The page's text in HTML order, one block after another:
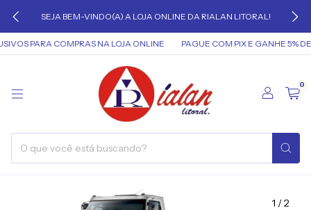
SEJA BEM-VINDO(A) A LOJA ONLINE DA RIALAN LITORAL!
PARA COMPRAS NA LOJA ONLINE PAGUE COM PIX E GANHE 5% DE
0
1 /2